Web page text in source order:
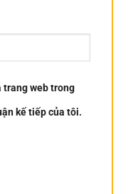
trang web trong
kế tiếp của tôi.